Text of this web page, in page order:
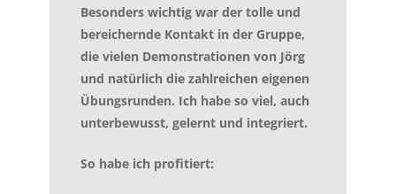
Besonders wichtig war der tolle und
bereichernde Kontakt in der Gruppe,
die vielen Demonstrationen von Jörg
und natürlich die zahlreichen eigenen
Übungsrunden. Ich habe so viel, auch
unterbewusst, gelernt und integriert.
So habe ich profitiert: